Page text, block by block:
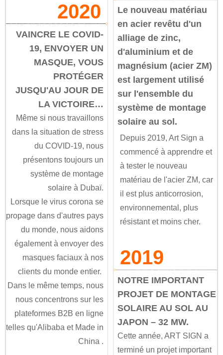
2020
VAINCRE LE COVID-
19, ENVOYER UN
MASQUE, VOUS
PROTÉGER
JUSQU'AU JOUR DE
LA VICTOIRE…
Même si nous travaillons
dans la situation de stress
du COVID-19, nous
présentons toujours un
système de montage
solaire à Dubaï.
Lorsque le virus corona se
propage dans d'autres pays
du monde, nous aidons
également à envoyer des
masques faciaux à nos
clients du monde entier.
Dans le même temps, nous
nous concentrons sur les
plateformes B2B en ligne
telles qu'Alibaba et Made in
China .
Le nouveau matériau
en acier revêtu d'un
alliage de zinc,
d'aluminium et de
magnésium (acier ZM)
est largement utilisé
sur l'ensemble du
système de montage
solaire au sol.
Depuis 2019, Art Sign a
commencé à apprendre et
à tester le nouveau
matériau de l'acier ZM, car
il est plus anticorrosion,
environnemental, plus
résistant et moins cher.
2019
NOTRE IMPORTANT
PROJET DE MONTAGE
SOLAIRE AU SOL AU
JAPON – 32 MW.
Cette année, ART SIGN a
terminé un projet important